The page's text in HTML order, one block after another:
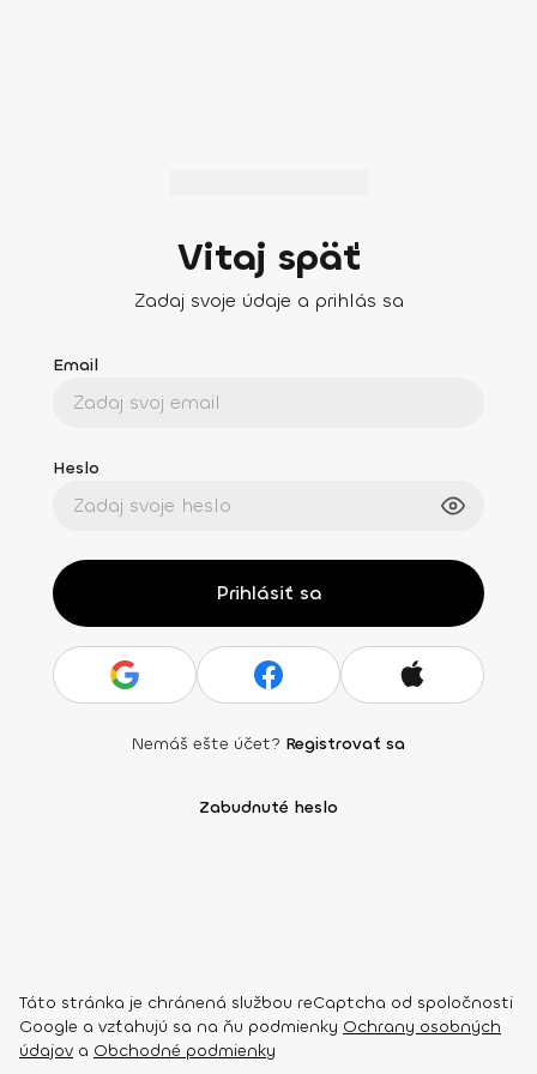
Vitaj späť
Zadaj svoje údaje a prihlás sa
Email
Heslo
Prihlásiť sa
Nemáš ešte účet? Registrovať sa
Zabudnuté heslo
Táto stránka je chránená službou reCaptcha od spoločnosti
Google a vzťahujú sa na ňu podmienky Ochrany osobných
údajov a Obchodné podmienky